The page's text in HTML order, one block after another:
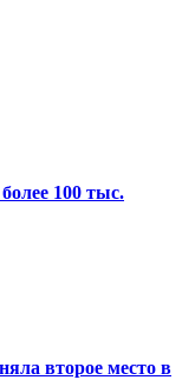
100 тыс.
второе место в